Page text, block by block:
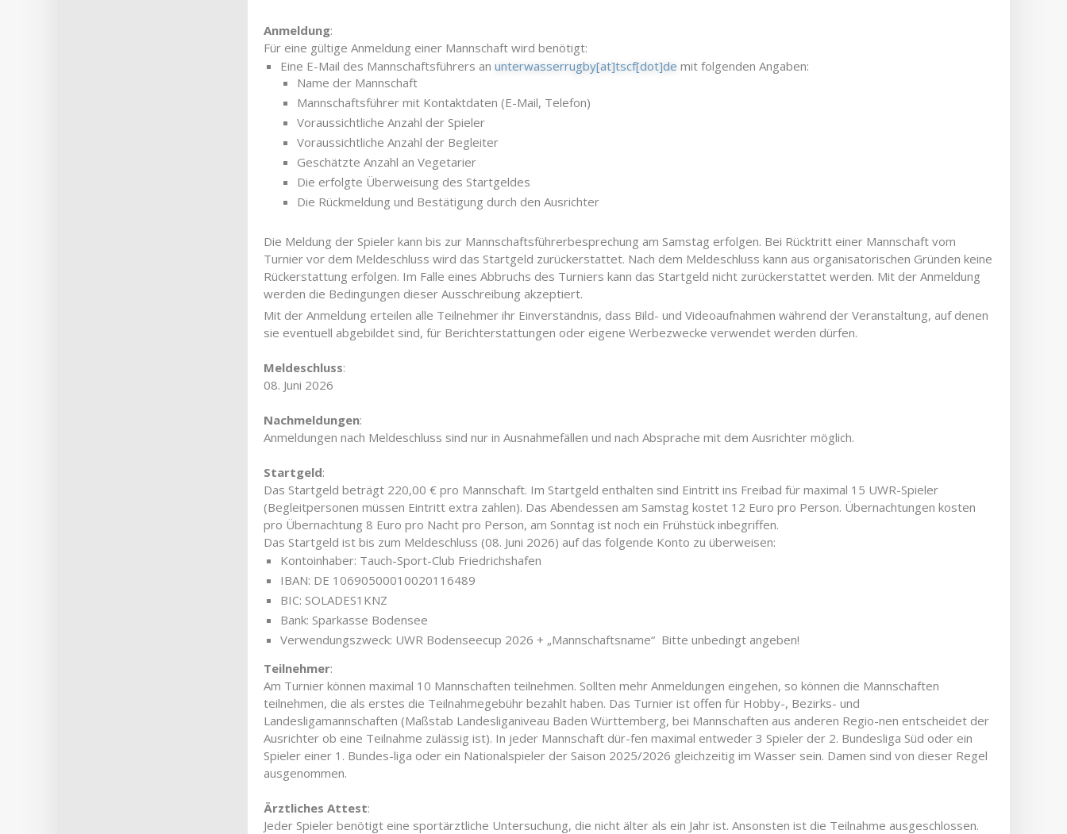
Anmeldung:
Für eine gültige Anmeldung einer Mannschaft wird benötigt:
Eine E-Mail des Mannschaftsführers an unterwasserrugby[at]tscf[dot]de mit folgenden Angaben:
Name der Mannschaft
Mannschaftsführer mit Kontaktdaten (E-Mail, Telefon)
Voraussichtliche Anzahl der Spieler
Voraussichtliche Anzahl der Begleiter
Geschätzte Anzahl an Vegetarier
Die erfolgte Überweisung des Startgeldes
Die Rückmeldung und Bestätigung durch den Ausrichter
Die Meldung der Spieler kann bis zur Mannschaftsführerbesprechung am Samstag erfolgen. Bei Rücktritt einer Mannschaft vom
Turnier vor dem Meldeschluss wird das Startgeld zurückerstattet. Nach dem Meldeschluss kann aus organisatorischen Gründen keine
Rückerstattung erfolgen. Im Falle eines Abbruchs des Turniers kann das Startgeld nicht zurückerstattet werden. Mit der Anmeldung
werden die Bedingungen dieser Ausschreibung akzeptiert.
Mit der Anmeldung erteilen alle Teilnehmer ihr Einverständnis, dass Bild- und Videoaufnahmen während der Veranstaltung, auf denen
sie eventuell abgebildet sind, für Berichterstattungen oder eigene Werbezwecke verwendet werden dürfen.
Meldeschluss:
08. Juni 2026
Nachmeldungen:
Anmeldungen nach Meldeschluss sind nur in Ausnahmefällen und nach Absprache mit dem Ausrichter möglich.
Startgeld:
Das Startgeld beträgt 220,00 € pro Mannschaft. Im Startgeld enthalten sind Eintritt ins Freibad für maximal 15 UWR-Spieler
(Begleitpersonen müssen Eintritt extra zahlen). Das Abendessen am Samstag kostet 12 Euro pro Person. Übernachtungen kosten
pro Übernachtung 8 Euro pro Nacht pro Person, am Sonntag ist noch ein Frühstück inbegriffen.
Das Startgeld ist bis zum Meldeschluss (08. Juni 2026) auf das folgende Konto zu überweisen:
Kontoinhaber: Tauch-Sport-Club Friedrichshafen
IBAN: DE 10690500010020116489
BIC: SOLADES1KNZ
Bank: Sparkasse Bodensee
Verwendungszweck: UWR Bodenseecup 2026 + „Mannschaftsname“ Bitte unbedingt angeben!
Teilnehmer:
Am Turnier können maximal 10 Mannschaften teilnehmen. Sollten mehr Anmeldungen eingehen, so können die Mannschaften
teilnehmen, die als erstes die Teilnahmegebühr bezahlt haben. Das Turnier ist offen für Hobby-, Bezirks- und
Landesligamannschaften (Maßstab Landesliganiveau Baden Württemberg, bei Mannschaften aus anderen Regio-nen entscheidet der
Ausrichter ob eine Teilnahme zulässig ist). In jeder Mannschaft dür-fen maximal entweder 3 Spieler der 2. Bundesliga Süd oder ein
Spieler einer 1. Bundes-liga oder ein Nationalspieler der Saison 2025/2026 gleichzeitig im Wasser sein. Damen sind von dieser Regel
ausgenommen.
Ärztliches Attest:
Jeder Spieler benötigt eine sportärztliche Untersuchung, die nicht älter als ein Jahr ist. Ansonsten ist die Teilnahme ausgeschlossen.